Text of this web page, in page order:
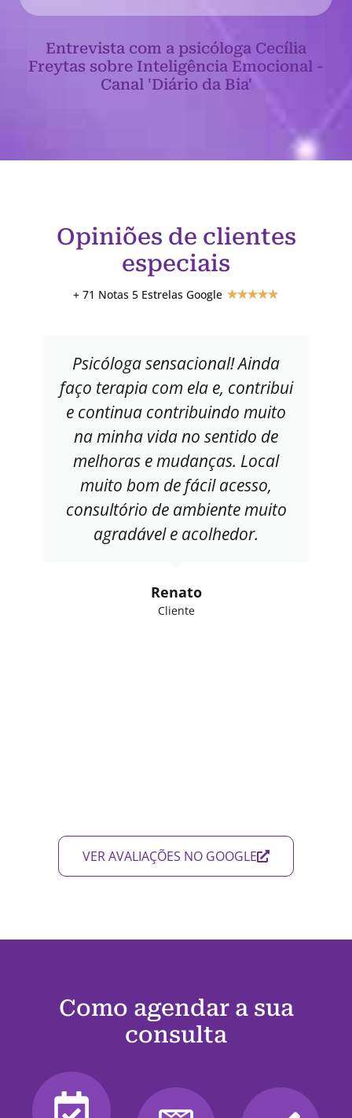
Entrevista com a psicóloga Cecília
Freytas sobre Inteligência Emocional -
Canal 'Diário da Bia'
Opiniões de clientes
especiais
+ 71 Notas 5 Estrelas Google ★★★★★
Psicóloga sensacional! Ainda
faço terapia com ela e, contribui
e continua contribuindo muito
na minha vida no sentido de
melhoras e mudanças. Local
muito bom de fácil acesso,
consultório de ambiente muito
agradável e acolhedor.
Renato
Cliente
VER AVALIAÇÕES NO GOOGLE
Como agendar a sua
consulta